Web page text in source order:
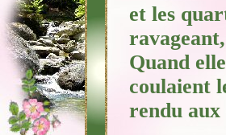
et les
Quand
coulaient
rendu aux